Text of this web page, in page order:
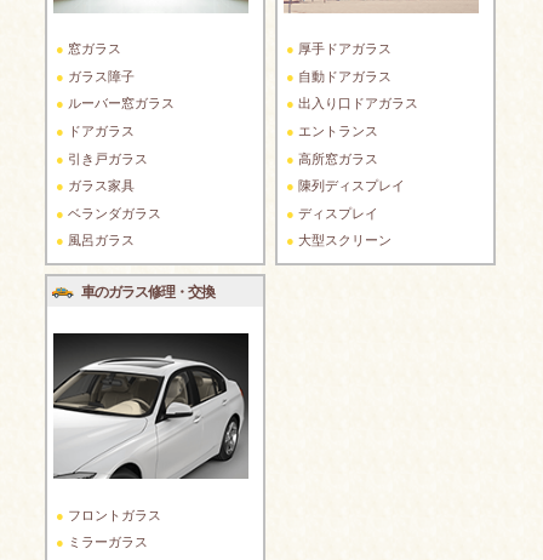
窓ガラス
ガラス障子
ルーバー窓ガラス
ドアガラス
引き戸ガラス
ガラス家具
ベランダガラス
風呂ガラス
厚手ドアガラス
自動ドアガラス
出入り口ドアガラス
エントランス
高所窓ガラス
陳列ディスプレイ
ディスプレイ
大型スクリーン
車のガラス修理・交換
フロントガラス
ミラーガラス